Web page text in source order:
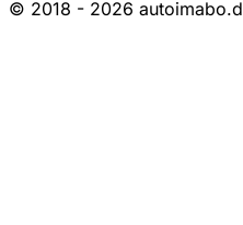
© 2018 - 2026